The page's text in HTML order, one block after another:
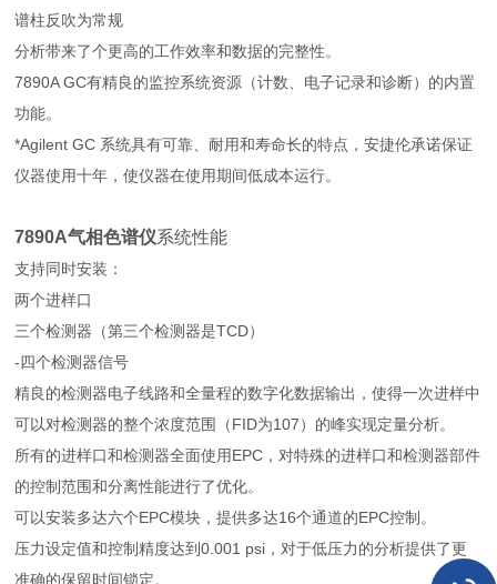
谱柱反吹为常规
分析带来了个更高的工作效率和数据的完整性。
7890A GC有精良的监控系统资源（计数、电子记录和诊断）的内置
功能。
*Agilent GC 系统具有可靠、耐用和寿命长的特点，安捷伦承诺保证
仪器使用十年，使仪器在使用期间低成本运行。
7890A气相色谱仪系统性能
支持同时安装：
两个进样口
三个检测器（第三个检测器是TCD）
-四个检测器信号
精良的检测器电子线路和全量程的数字化数据输出，使得一次进样中
可以对检测器的整个浓度范围（FID为107）的峰实现定量分析。
所有的进样口和检测器全面使用EPC，对特殊的进样口和检测器部件
的控制范围和分离性能进行了优化。
可以安装多达六个EPC模块，提供多达16个通道的EPC控制。
压力设定值和控制精度达到0.001 psi，对于低压力的分析提供了更
准确的保留时间锁定。